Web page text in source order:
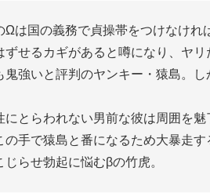
Ωは国の義務で貞操帯をつけなけれ
ずせるカギがあると噂になり、ヤ
鬼強いと評判のヤンキー・猿島。
にとらわれない男前な彼は周囲を魅
の手で猿島と番になるため大暴走す
じらせ勃起に悩むβの竹虎。